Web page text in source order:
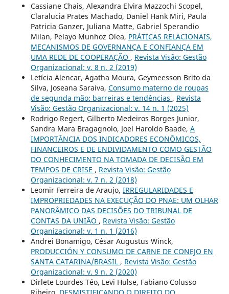
Cassiane Chais, Alexandra Elvira Mazzochi Scopel,
Claralucia Prates Machado, Daniel Hank Miri, Paula
Patricia Ganzer, Juliana Matte, Gabriel Sperandio
Milan, Pelayo Munhoz Olea, PRÁTICAS RELACIONAIS,
MECANISMOS DE GOVERNANÇA E CONFIANÇA EM
UMA REDE DE COOPERAÇÃO , Revista Visão: Gestão
Organizacional: v. 8 n. 2 (2019)
Letícia Alencar, Agatha Moura, Geymeesson Brito da
Silva, Joseana Saraiva, Consumo materno de roupas
de segunda mão: barreiras e tendências , Revista
Visão: Gestão Organizacional: v. 14 n. 1 (2025)
Rodrigo Regert, Gilberto Medeiros Borges Junior,
Sandra Mara Bragagnolo, Joel Haroldo Baade, A
IMPORTÂNCIA DOS INDICADORES ECONÔMICOS,
FINANCEIROS E DE ENDIVIDAMENTO COMO GESTÃO
DO CONHECIMENTO NA TOMADA DE DECISÃO EM
TEMPOS DE CRISE , Revista Visão: Gestão
Organizacional: v. 7 n. 2 (2018)
Leomir Ferreira de Araujo, IRREGULARIDADES E
IMPROPRIEDADES NA EXECUÇÃO DO PNAE: UM OLHAR
PANORÂMICO DAS DECISÕES DO TRIBUNAL DE
CONTAS DA UNIÃO , Revista Visão: Gestão
Organizacional: v. 1 n. 1 (2016)
Andrei Bonamigo, César Augustus Winck,
PRODUCCIÓN Y CONSUMO DE CARNE DE CONEJO EN
SANTA CATARINA/BRASIL , Revista Visão: Gestão
Organizacional: v. 9 n. 2 (2020)
Dirlete Lourdes Téo, Levi Hulse, Fabiano Colusso